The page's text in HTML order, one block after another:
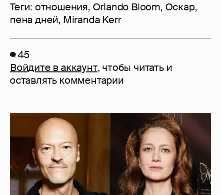
Теги: отношения, Orlando Bloom, Оскар,
пена дней, Miranda Kerr
45
Войдите в аккаунт, чтобы читать и
оставлять комментарии